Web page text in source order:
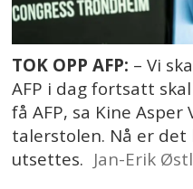
TOK OPP AFP: – Vi
AFP i dag fortsatt
få AFP, sa Kine Asper
talerstolen. Nå er
utsettes. Jan-Erik